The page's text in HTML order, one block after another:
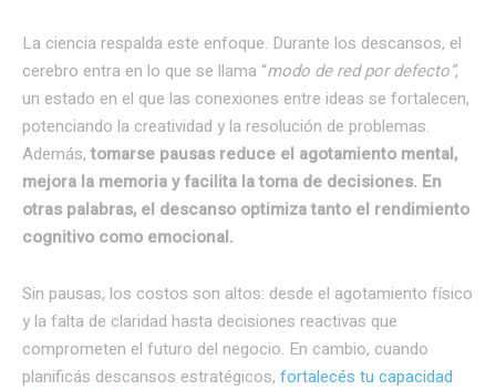
La ciencia respalda este enfoque. Durante los descansos, el
cerebro entra en lo que se llama “modo de red por defecto”,
un estado en el que las conexiones entre ideas se fortalecen,
potenciando la creatividad y la resolución de problemas.
Además,tomarse pausas reduce el agotamiento mental,
mejora la memoria y facilita la toma de decisiones. En
otras palabras, el descanso optimiza tanto el rendimiento
cognitivo como emocional.
Sin pausas, los costos son altos: desde el agotamiento físico
y la falta de claridad hasta decisiones reactivas que
comprometen el futuro del negocio. En cambio, cuando
planificás descansos estratégicos, fortalecés tu capacidad